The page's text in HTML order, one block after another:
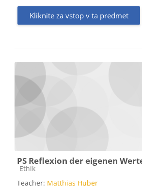
Kliknite za vstop v ta predmet
PS Reflexion der eigenen
Kategorija predmeta
Ethik
Teacher: Matthias Huber